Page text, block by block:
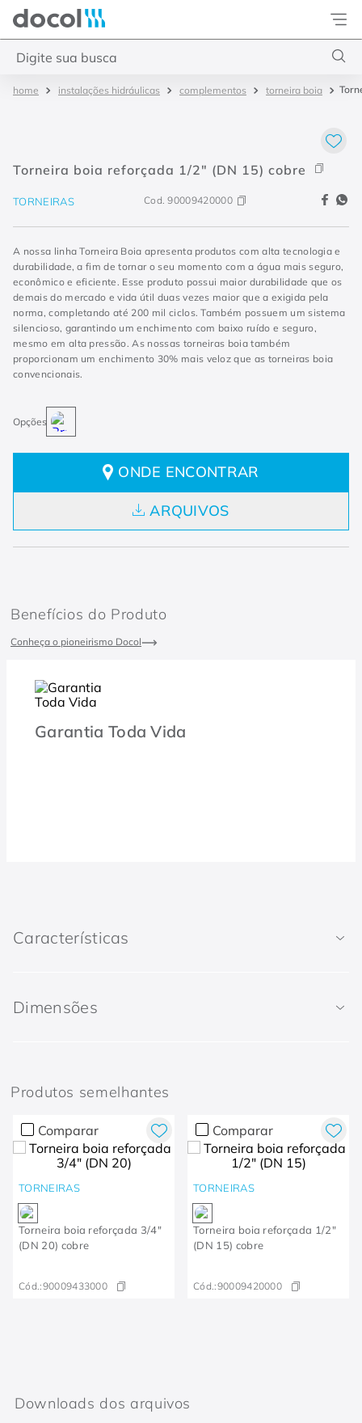
Docol
instalações hidráulicas complementos torneira boia
Torneira boia reforçada 1/2" (DN 15) cobre
TORNEIRAS Cod.90009420000
A nossa linha Torneira Boia apresenta produtos com alta tecnologia e
durabilidade, a fim de tornar o seu momento com a água mais seguro,
econômico e eficiente. Esse produto possui maior durabilidade que os
demais do mercado e vida útil duas vezes maior que a exigida pela
norma, completando até 200 mil ciclos. Também possuem um sistema
silencioso, garantindo um enchimento com baixo ruído e seguro,
mesmo em alta pressão. As nossas torneiras boia também
proporcionam um enchimento 30% mais veloz que as torneiras boia
convencionais.
ONDE ENCONTRAR
ARQUIVOS
Benefícios do Produto
Conheça o pioneirismo Docol
Garantia Toda Vida
Características
Dimensões
Produtos semelhantes
Comparar
TORNEIRAS
Torneira boia reforçada 3/4"
(DN 20) cobre
Cód.:90009433000
Comparar
TORNEIRAS
Torneira boia reforçada 1/2"
(DN 15) cobre
Cód.:90009420000
Downloads dos arquivos
4º chuveiro